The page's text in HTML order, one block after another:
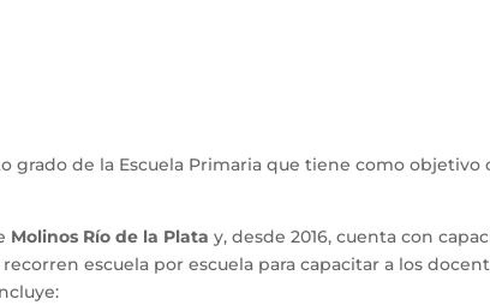
grado de la Escuela Primaria que tiene como
Molinos Río de la Plata y, desde 2016, cuenta con
recorren escuela por escuela para capacitar a los